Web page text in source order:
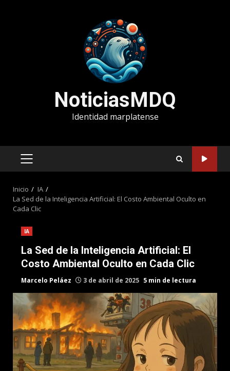
NoticiasMDQ
Identidad marplatense
MENÚ
Inicio
IA
La Sed de la Inteligencia Artificial: El Costo Ambiental Oculto en
Cada Clic
IA
La Sed de la Inteligencia Artificial: El
Costo Ambiental Oculto en Cada Clic
Marcelo Peláez 3 de abril de 2025 5 min de lectura